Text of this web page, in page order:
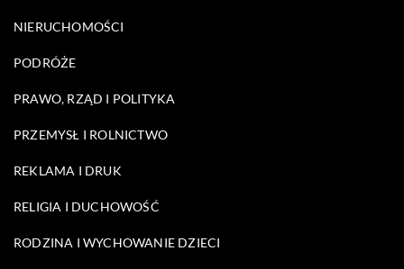
NIERUCHOMOŚCI
PODRÓŻE
PRAWO, RZĄD I POLITYKA
PRZEMYSŁ I ROLNICTWO
REKLAMA I DRUK
RELIGIA I DUCHOWOŚĆ
RODZINA I WYCHOWANIE DZIECI